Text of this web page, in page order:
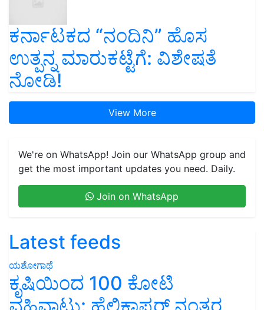
ಕರ್ನಾಟಕದ “ನಂದಿನಿ” ಹೊಸ
ಉತ್ಪನ್ನ ಮಾರುಕಟ್ಟೆಗೆ: ವಿಶೇಷತೆ
ನೋಡಿ!
View More
We're on WhatsApp! Join our WhatsApp group and
get the most important updates you need. Daily.
Join on WhatsApp
Latest feeds
ಯಶೋಗಾಥೆ
ಕೃಷಿಯಿಂದ 100 ಕೋಟಿ